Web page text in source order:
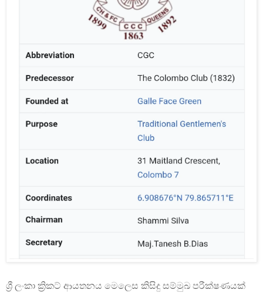
ශ්‍රී ලංකා ක්‍රිකට් ආයතනය මෙලෙස කිසිදු සම්මුඛ පරීක්ෂණයක්